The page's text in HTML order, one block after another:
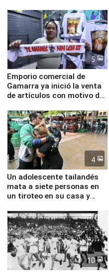
educación, salud y empleo
5
Emporio comercial de
Gamarra ya inició la venta
de artículos con motivo de
4
Un adolescente tailandés
mata a siete personas en
un tiroteo en su casa y
10